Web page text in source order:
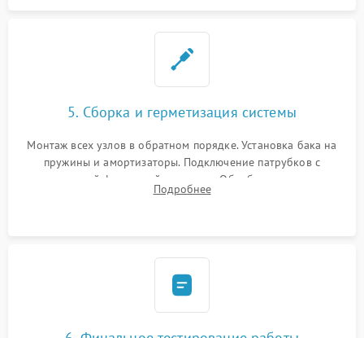
5. Сборка и герметизация системы
Монтаж всех узлов в обратном порядке. Установка бака на
пружины и амортизаторы. Подключение патрубков с
надежной фиксацией хомутами. Обработка стыков
герметиком для предотвращения возможных протечек воды.
Подробнее